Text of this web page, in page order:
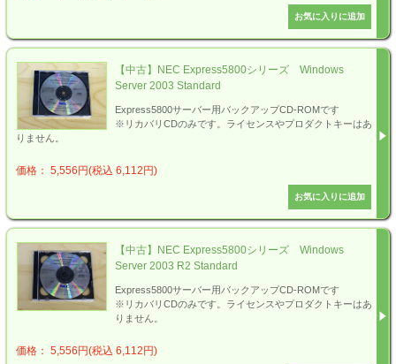
【中古】NEC Express5800シリーズ Windows
Server 2003 Standard
Express5800サーバー用バックアップCD-ROMです
※リカバリCDのみです。ライセンスやプロダクトキーはあ
りません。
価格： 5,556円(税込 6,112円)
【中古】NEC Express5800シリーズ Windows
Server 2003 R2 Standard
Express5800サーバー用バックアップCD-ROMです
※リカバリCDのみです。ライセンスやプロダクトキーはあ
りません。
価格： 5,556円(税込 6,112円)